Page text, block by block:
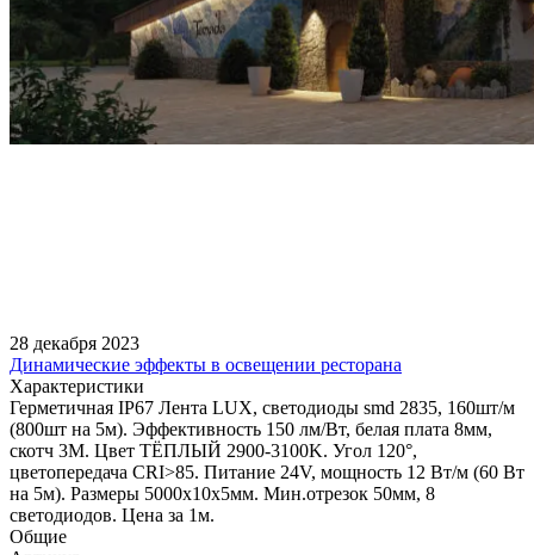
28 декабря 2023
Динамические эффекты в освещении ресторана
Характеристики
Герметичная IP67 Лента LUX, светодиоды smd 2835, 160шт/м
(800шт на 5м). Эффективность 150 лм/Вт, белая плата 8мм,
скотч 3М. Цвет ТЁПЛЫЙ 2900-3100K. Угол 120°,
цветопередача CRI>85. Питание 24V, мощность 12 Вт/м (60 Вт
на 5м). Размеры 5000х10х5мм. Мин.отрезок 50мм, 8
светодиодов. Цена за 1м.
Общие